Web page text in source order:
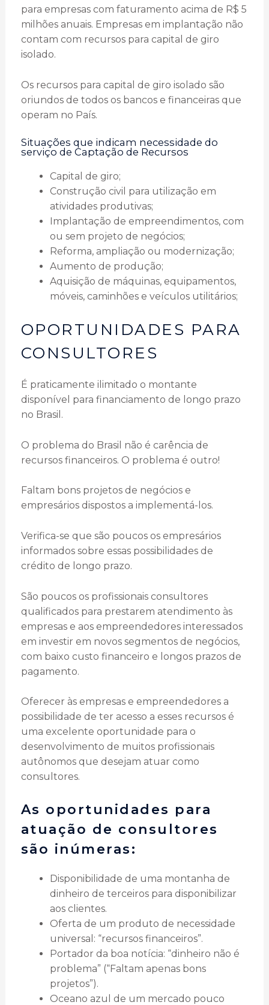
para empresas com faturamento acima de R$ 5
milhões anuais. Empresas em implantação não
contam com recursos para capital de giro
isolado.
Os recursos para capital de giro isolado são
oriundos de todos os bancos e financeiras que
operam no País.
Situações que indicam necessidade do
serviço de Captação de Recursos
Capital de giro;
Construção civil para utilização em
atividades produtivas;
Implantação de empreendimentos, com
ou sem projeto de negócios;
Reforma, ampliação ou modernização;
Aumento de produção;
Aquisição de máquinas, equipamentos,
móveis, caminhões e veículos utilitários;
OPORTUNIDADES PARA
CONSULTORES
É praticamente ilimitado o montante
disponível para financiamento de longo prazo
no Brasil.
O problema do Brasil não é carência de
recursos financeiros. O problema é outro!
Faltam bons projetos de negócios e
empresários dispostos a implementá-los.
Verifica-se que são poucos os empresários
informados sobre essas possibilidades de
crédito de longo prazo.
São poucos os profissionais consultores
qualificados para prestarem atendimento às
empresas e aos empreendedores interessados
em investir em novos segmentos de negócios,
com baixo custo financeiro e longos prazos de
pagamento.
Oferecer às empresas e empreendedores a
possibilidade de ter acesso a esses recursos é
uma excelente oportunidade para o
desenvolvimento de muitos profissionais
autônomos que desejam atuar como
consultores.
As oportunidades para
atuação de consultores
são inúmeras:
Disponibilidade de uma montanha de
dinheiro de terceiros para disponibilizar
aos clientes.
Oferta de um produto de necessidade
universal: “recursos financeiros”.
Portador da boa notícia: “dinheiro não é
problema” (“Faltam apenas bons
projetos”).
Oceano azul de um mercado pouco